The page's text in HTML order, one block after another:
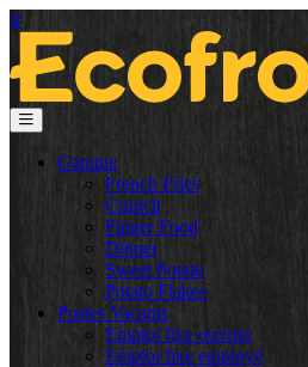
fr
Gamme
French Fries
Crunch
Finger Food
Dinner
Sweet Potato
Potato Flakes
Postes Vacants
Emploi fixe ouvrier
Emploi fixe employé